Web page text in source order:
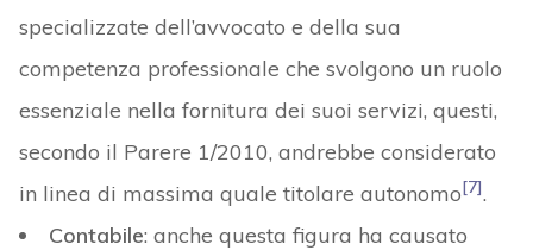
specializzate dell’avvocato e della sua
competenza professionale che svolgono un ruolo
essenziale nella fornitura dei suoi servizi, questi,
secondo il Parere 1/2010, andrebbe considerato
in linea di massima quale titolare autonomo[7].
Contabile: anche questa figura ha causato